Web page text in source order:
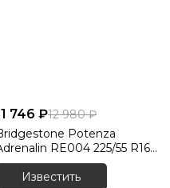
746 ₽12 980 ₽
Potenza
RE004 225/55 R16
Известить